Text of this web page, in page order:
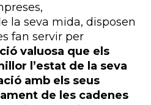
la seva mida, disposen
fan servir per
valuosa que els
l’estat de la seva
amb els seus
de les cadenes